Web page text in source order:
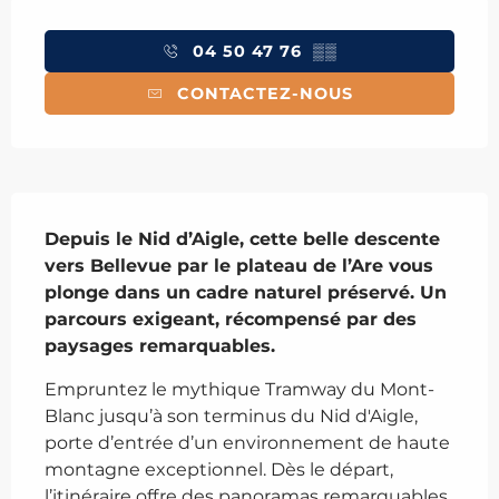
04 50 47 76 ▒▒
CONTACTEZ-NOUS
Depuis le Nid d’Aigle, cette belle descente
vers Bellevue par le plateau de l’Are vous
plonge dans un cadre naturel préservé. Un
parcours exigeant, récompensé par des
paysages remarquables.
Empruntez le mythique Tramway du Mont-
Blanc jusqu’à son terminus du Nid d'Aigle,
porte d’entrée d’un environnement de haute
montagne exceptionnel. Dès le départ,